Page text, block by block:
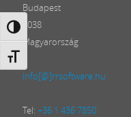
Nagy kontraszt váltása
Betűméret váltása
Budapest
1038
Magyarország
info[@]rrsoftware.hu
Tel: +36 1 436 7850